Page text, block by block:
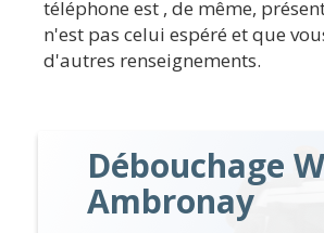
téléphone est , de même,
n'est pas celui espéré et que
d'autres renseignements.
Débouchage
Ambronay